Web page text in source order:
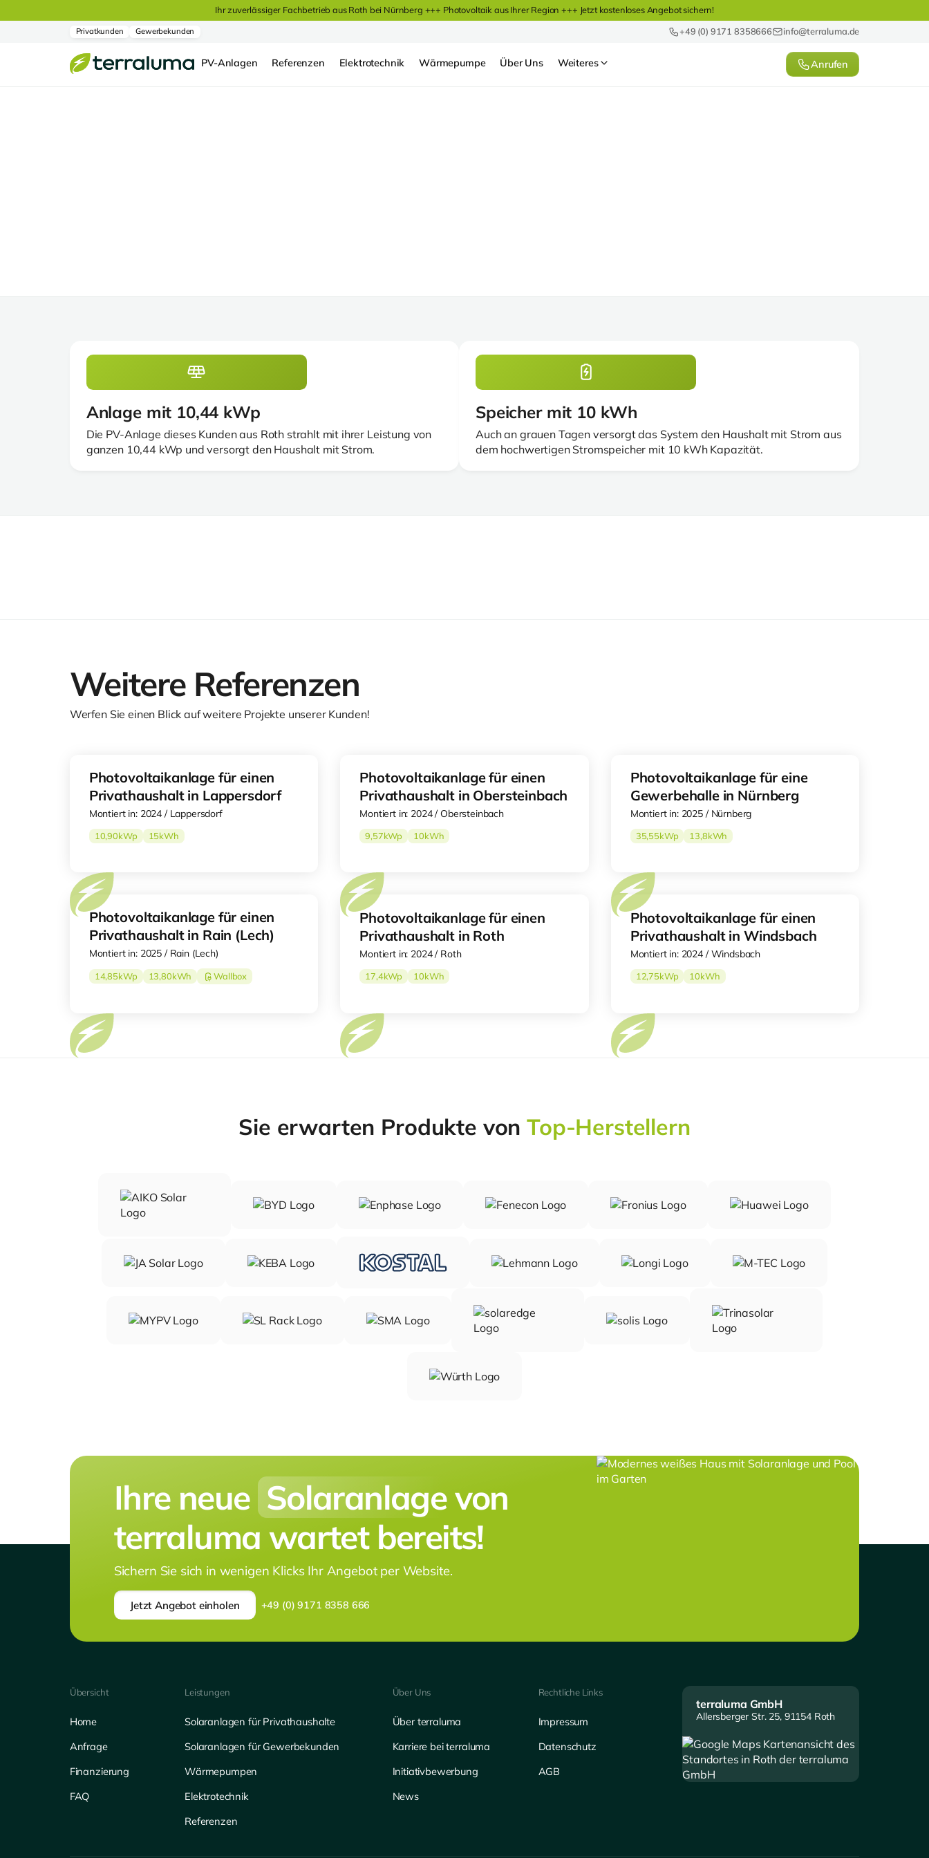
Ihr zuverlässiger Fachbetrieb aus Roth bei Nürnberg +++ Photovoltaik aus Ihrer Region +++ Jetzt kostenloses Angebot sichern!
Privatkunden Gewerbekunden +49 (0) 9171 8358666 info@terraluma.de
PV-Anlagen Referenzen Elektrotechnik Wärmepumpe Über Uns Weiteres Anrufen
Anlage mit 10,44 kWp
Die PV-Anlage dieses Kunden aus Roth strahlt mit ihrer Leistung von
ganzen 10,44 kWp und versorgt den Haushalt mit Strom.
Speicher mit 10 kWh
Auch an grauen Tagen versorgt das System den Haushalt mit Strom aus
dem hochwertigen Stromspeicher mit 10 kWh Kapazität.
Weitere Referenzen
Werfen Sie einen Blick auf weitere Projekte unserer Kunden!
Photovoltaikanlage für einen
Privathaushalt in Lappersdorf
Montiert in: 2024 / Lappersdorf
10,90kWp 15kWh
Photovoltaikanlage für einen
Privathaushalt in Obersteinbach
Montiert in: 2024 / Obersteinbach
9,57kWp 10kWh
Photovoltaikanlage für eine
Gewerbehalle in Nürnberg
Montiert in: 2025 / Nürnberg
35,55kWp 13,8kWh
Photovoltaikanlage für einen
Privathaushalt in Rain (Lech)
Montiert in: 2025 / Rain (Lech)
14,85kWp 13,80kWh Wallbox
Photovoltaikanlage für einen
Privathaushalt in Roth
Montiert in: 2024 / Roth
17,4kWp 10kWh
Photovoltaikanlage für einen
Privathaushalt in Windsbach
Montiert in: 2024 / Windsbach
12,75kWp 10kWh
Sie erwarten Produkte vonTop-Herstellern
Ihre neue Solaranlagevon
terraluma wartet bereits!
Sichern Sie sich in wenigen Klicks Ihr Angebot per Website.
Jetzt Angebot einholen +49 (0) 9171 8358 666
Übersicht
Home
Anfrage
Finanzierung
FAQ
Leistungen
Solaranlagen für Privathaushalte
Solaranlagen für Gewerbekunden
Wärmepumpen
Elektrotechnik
Referenzen
Über Uns
Über terraluma
Karriere bei terraluma
Initiativbewerbung
News
Rechtliche Links
Impressum
Datenschutz
AGB
terraluma GmbH
Allersberger Str. 25, 91154 Roth